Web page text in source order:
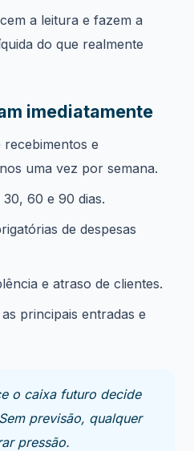
a leitura e fazem a
do que realmente
imediatamente
e
uma vez por semana.
60 e 90 dias.
de despesas
e atraso de clientes.
principais entradas e
o caixa futuro decide
previsão, qualquer
pressão.